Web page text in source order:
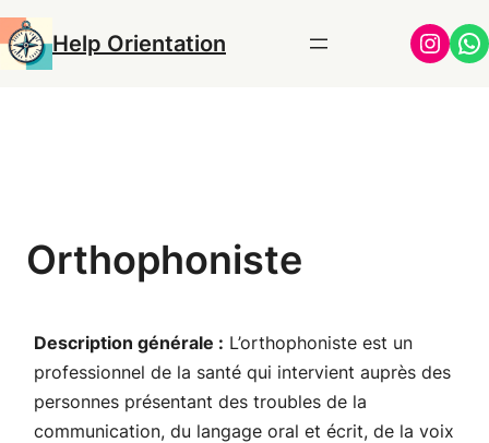
Aller
au
contenu
Help Orientation
Orthophoniste
Description générale : L’orthophoniste est un
professionnel de la santé qui intervient auprès des
personnes présentant des troubles de la
communication, du langage oral et écrit, de la voix